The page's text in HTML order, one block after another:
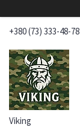
+380 (73) 333-48-78
Viking